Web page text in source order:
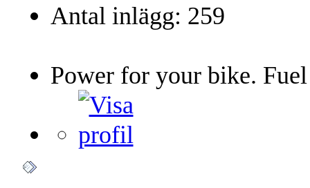
Antal inlägg: 259
Power for your bike.